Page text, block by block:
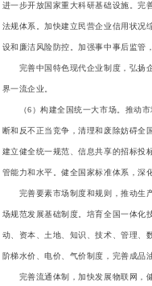
进一步开放国家重大科研基础设施。完
法规体系。加快建立民营企业信用状况
设和廉洁风险防控。加强事中事后监管
完善中国特色现代企业制度，弘扬企
界一流企业。
（6）构建全国统一大市场。推动市
断和反不正当竞争，清理和废除妨碍全
建立健全统一规范、信息共享的招标投
管能力和水平。健全国家标准体系，深
完善要素市场制度和规则，推动生产
场规范发展基础制度。培育全国一体化
动、资本、土地、知识、技术、管理、
阶梯水价、电价、气价制度，完善成品
完善流通体制，加快发展物联网，健